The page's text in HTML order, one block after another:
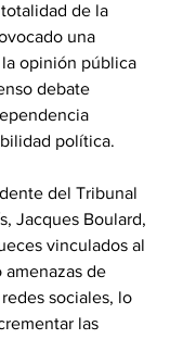
de la
una
opinión pública
debate
política.
del Tribunal
Jacques Boulard,
vinculados al
de
sociales, lo
las